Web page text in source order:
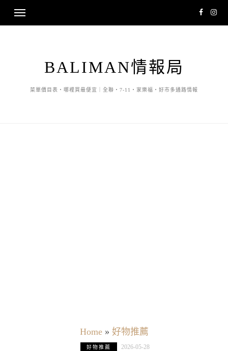
BALIMAN情報局
菜單價目表・哪裡買最便宜｜全聯・7-11・家樂福・好市多通路情報
Home» 好物推薦
好物推薦 2026-05-28